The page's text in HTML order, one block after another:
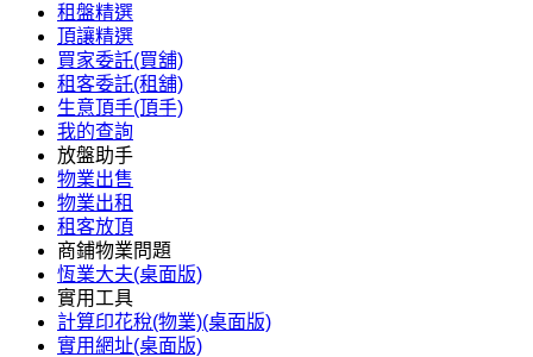
租盤精選
頂讓精選
買家委託(買舖)
租客委託(租舖)
生意頂手(頂手)
我的查詢
放盤助手
物業出售
物業出租
租客放頂
商鋪物業問題
恆業大夫(桌面版)
實用工具
計算印花稅(物業)(桌面版)
實用網址(桌面版)